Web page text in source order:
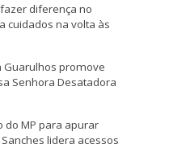
diferença no
cuidados na volta às
Guarulhos promove
Senhora Desatadora
do MP para apurar
lidera acessos